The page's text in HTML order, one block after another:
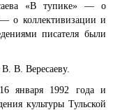
«В тупике» — о
о коллективизации и
писателя были
В. Вересаеву.
января 1992 года и
культуры Тульской